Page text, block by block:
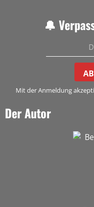
🔔
Mit der Anmeldung
Der Autor